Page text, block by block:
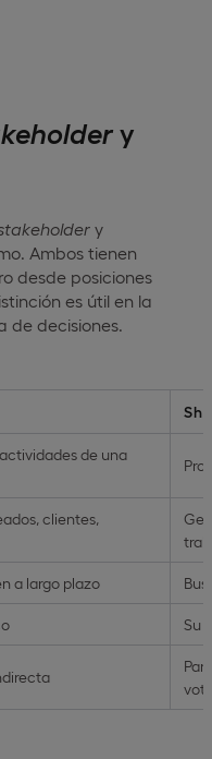
y
y
Ambos tienen
desde posiciones
es útil en la
de decisiones.
de una
clientes,
a largo plazo
Su